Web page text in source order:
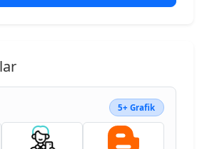
5+ Grafik